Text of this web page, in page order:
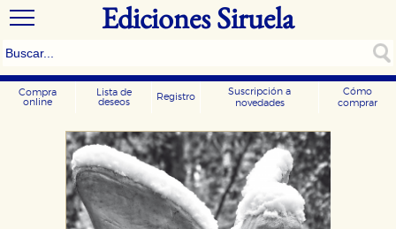
Ediciones Siruela
Compra
online
Lista de
deseos
Registro
Suscripción a
novedades
Cómo
comprar